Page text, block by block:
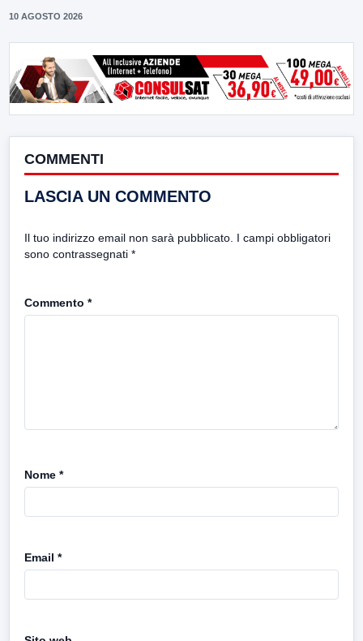
10 AGOSTO 2026
COMMENTI
LASCIA UN COMMENTO
Il tuo indirizzo email non sarà pubblicato. I campi obbligatori
sono contrassegnati *
Commento *
Nome *
Email *